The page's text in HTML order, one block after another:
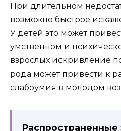
При длительном
возможно быстрое
У детей это может
умственном и
взрослых искривление
рода может привести к
слабоумия в молодом